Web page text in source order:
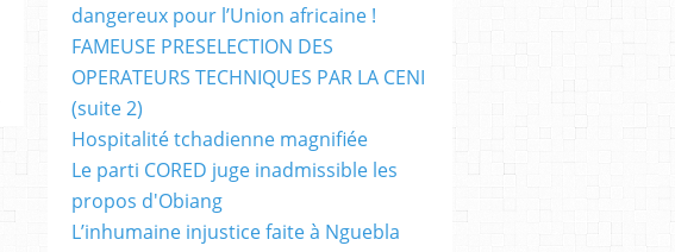
dangereux pour l’Union africaine !
FAMEUSE PRESELECTION DES
OPERATEURS TECHNIQUES PAR LA CENI
(suite 2)
Hospitalité tchadienne magnifiée
Le parti CORED juge inadmissible les
propos d'Obiang
L’inhumaine injustice faite à Nguebla